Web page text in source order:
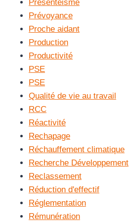
Présentéisme
Prévoyance
Proche aidant
Production
Productivité
PSE
PSE
Qualité de vie au travail
RCC
Réactivité
Rechapage
Réchauffement climatique
Recherche Développement
Reclassement
Réduction d'effectif
Réglementation
Rémunération